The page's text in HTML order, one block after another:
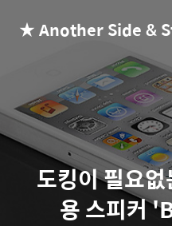
★ Another Side &
도킹이 필요
용 스피커